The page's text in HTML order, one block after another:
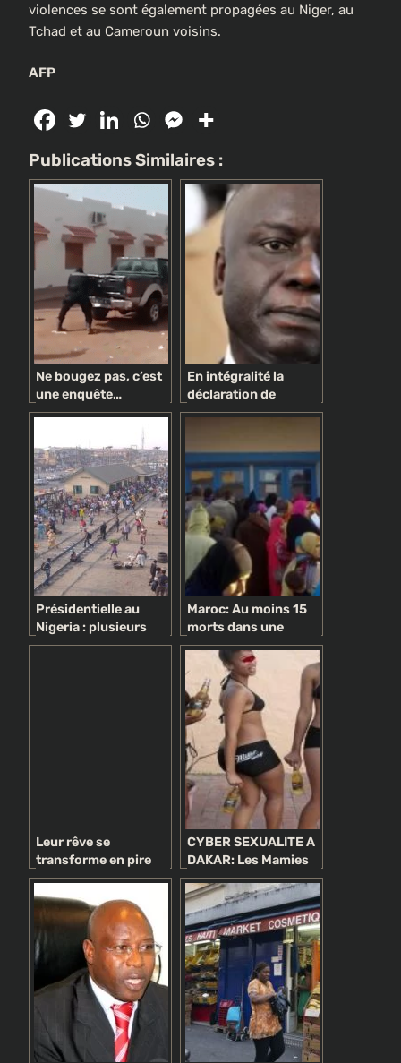
violences se sont également propagées au Niger, au
Tchad et au Cameroun voisins.
AFP
Publications Similaires :
Ne bougez pas, c’est
une enquête…
politique !
En intégralité la
déclaration de
politique générale du
supprimée des
archives nationales
Présidentielle au
Nigeria : plusieurs
morts dans un
Maroc: Au moins 15
morts dans une
bousculade
Leur rêve se
transforme en pire
cauchemar
CYBER SEXUALITE A
DAKAR: Les Mamies
recruteuses guettent
sur Facebook